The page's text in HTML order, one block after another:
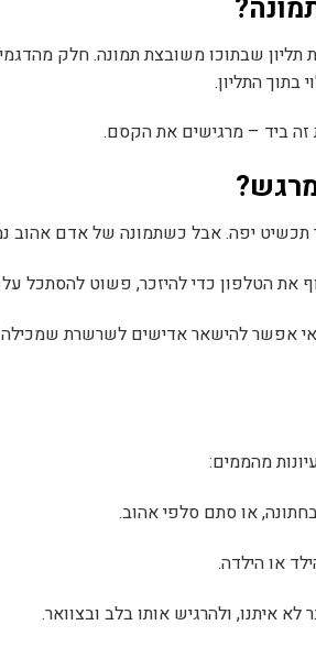
שבתוכו משובצת תמונה. חלק
התליון.
ביד – מרגישים את הקסם.
תכשיט יפה. אבל כשתמונה של אדם אהוב
את הטלפון כדי להיזכר, פשוט להסתכל
אפשר להישאר אדישים לשרשרת שמכילה
מהממים:
או סתם סלפי אהוב.
או הילדה.
איתנו, ולהרגיש אותו בלב ובצוואר.